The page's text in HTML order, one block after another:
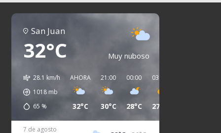
San Juan
32°C Muy nuboso
28.1 km/h
1018mb
65 %
AHORA
32°C
21:00
30°C
00:00
28°C
03:00
27°C
7 de agosto